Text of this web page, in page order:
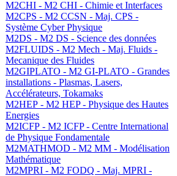
M2CHI - M2 CHI - Chimie et Interfaces
M2CPS - M2 CCSN - Maj. CPS -
Système Cyber Physique
M2DS - M2 DS - Science des données
M2FLUIDS - M2 Mech - Maj. Fluids -
Mecanique des Fluides
M2GIPLATO - M2 GI-PLATO - Grandes
installations - Plasmas, Lasers,
Accélérateurs, Tokamaks
M2HEP - M2 HEP - Physique des Hautes
Energies
M2ICFP - M2 ICFP - Centre International
de Physique Fondamentale
M2MATHMOD - M2 MM - Modélisation
Mathématique
M2MPRI - M2 FODQ - Maj. MPRI -